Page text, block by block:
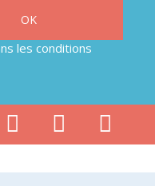
les conditions